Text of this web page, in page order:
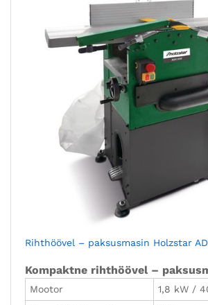
Rihthöövel – paksusmasin Holzstar
Kompaktne rihthöövel –
Mootor
1,8 kW /